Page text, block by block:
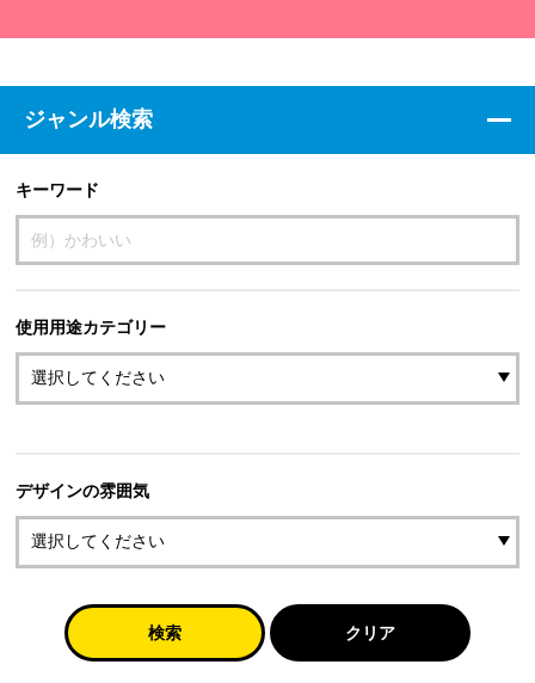
ジャンル検索
キーワード
使用用途カテゴリー
デザインの雰囲気
検索 クリア